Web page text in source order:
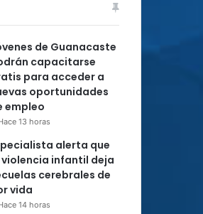
de Guanacaste
capacitarse
para acceder a
oportunidades
empleo
13 horas
alerta que
violencia infantil deja
cerebrales de
vida
14 horas